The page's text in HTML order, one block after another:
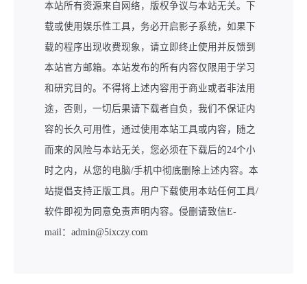
本站所有资源来自网络，版权争议与本站无关。下
载或使用娱乐性工具，务必开启影子系统，如果下
载的程序出现收费现象，请立即终止使用并反馈到
本站官方邮箱。本站发布的所有内容仅限用于学习
和研究目的。不得将上述内容用于商业或者非法用
途，否则，一切后果请下载者自负，我们不保证内
容的长久可用性，通过使用本站工具或内容，随之
而来的风险与本站无关，您必须在下载后的24个小
时之内，从您的电脑/手机中彻底删除上述内容。本
站提倡支持正版工具。用户下载使用本站任何工具/
软件即视为同意免责声明内容。侵删请致信E-
mail：admin@5ixczy.com